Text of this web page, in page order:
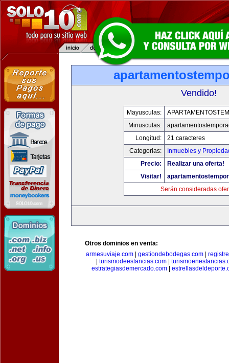
Vendido!
Mayusculas:
Minusculas:
Longitud:
21 caracteres
Categorias:
Inmuebles y
Precio:
Realizar una oferta!
Visitar!
Serán consideradas
Otros dominios en venta:
armesuviaje.com| gestiondebodegas.com|
turismodeestancias.com
estrategiasdemercado.com|